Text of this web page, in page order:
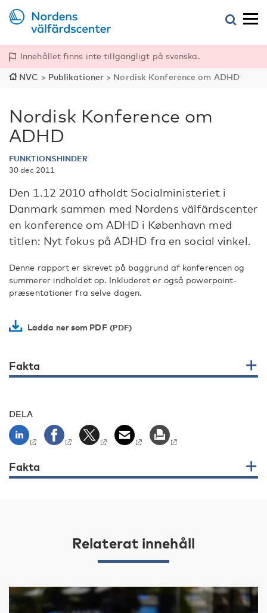
Innehållet finns inte tillgängligt på svenska.
NVC > Publikationer > Nordisk Konference om ADHD
Nordisk Konference om
ADHD
FUNKTIONSHINDER
30 dec 2011
Den 1.12 2010 afholdt Socialministeriet i
Danmark sammen med Nordens välfärdscenter
en konference om ADHD i København med
titlen: Nyt fokus på ADHD fra en social vinkel.
Denne rapport er skrevet på baggrund af konferencen og
summerer indholdet op. Inkluderet er også powerpoint-
præsentationer fra selve dagen.
Ladda ner som PDF
Fakta
DELA
Fakta
Relaterat innehåll